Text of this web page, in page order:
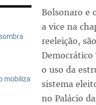
mobiliza
Bolsonaro e
a vice na
reeleição,
o uso da
sistema
no Palácio